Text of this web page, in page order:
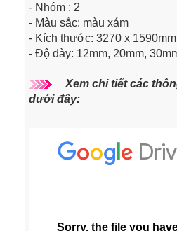
- Nhóm : 2
- Màu sắc: màu xám
- Kích thước: 3270 x 1590mm
- Độ dày: 12mm, 20mm,
Xem chi tiết các
dưới đây: